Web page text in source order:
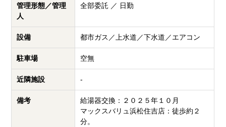
管理形態／管理
人
全部委託 ／ 日勤
設備 都市ガス／上水道／下水道／エアコン
駐車場 空無
近隣施設 -
備考
給湯器交換：２０２５年１０月
マックスバリュ浜松住吉店：徒歩約２
分。